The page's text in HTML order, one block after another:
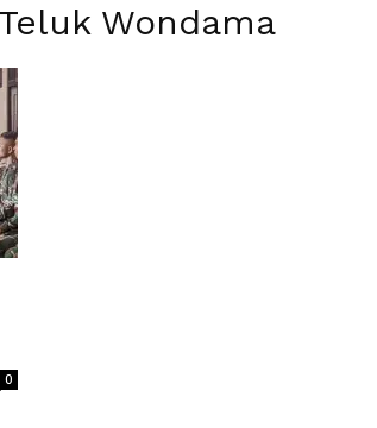
Wondama
0